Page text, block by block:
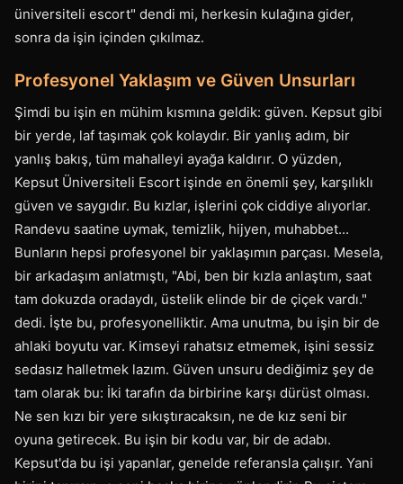
üniversiteli escort" dendi mi, herkesin kulağına gider,
sonra da işin içinden çıkılmaz.
Profesyonel Yaklaşım ve Güven Unsurları
Şimdi bu işin en mühim kısmına geldik: güven. Kepsut gibi
bir yerde, laf taşımak çok kolaydır. Bir yanlış adım, bir
yanlış bakış, tüm mahalleyi ayağa kaldırır. O yüzden,
Kepsut Üniversiteli Escort işinde en önemli şey, karşılıklı
güven ve saygıdır. Bu kızlar, işlerini çok ciddiye alıyorlar.
Randevu saatine uymak, temizlik, hijyen, muhabbet...
Bunların hepsi profesyonel bir yaklaşımın parçası. Mesela,
bir arkadaşım anlatmıştı, "Abi, ben bir kızla anlaştım, saat
tam dokuzda oradaydı, üstelik elinde bir de çiçek vardı."
dedi. İşte bu, profesyonelliktir. Ama unutma, bu işin bir de
ahlaki boyutu var. Kimseyi rahatsız etmemek, işini sessiz
sedasız halletmek lazım. Güven unsuru dediğimiz şey de
tam olarak bu: İki tarafın da birbirine karşı dürüst olması.
Ne sen kızı bir yere sıkıştıracaksın, ne de kız seni bir
oyuna getirecek. Bu işin bir kodu var, bir de adabı.
Kepsut'da bu işi yapanlar, genelde referansla çalışır. Yani